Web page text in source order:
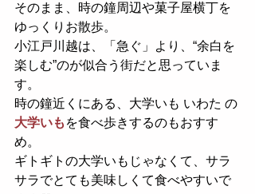
そのまま、時の鐘周辺や菓子屋横丁を
ゆっくりお散歩。
小江戸川越は、「急ぐ」より、“余白を
楽しむ”のが似合う街だと思っていま
す。
時の鐘近くにある、大学いも いわた の
大学いも を食べ歩きするのもおすす
め。
ギトギトの大学いもじゃなくて、サラ
サラでとても美味しくて食べやすいで